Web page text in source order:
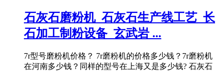
石灰石磨粉机_石灰石生产线工艺_长
石加工制粉设备_玄武岩 ...
7r型号磨粉机价格？ 7r磨粉机的价格多少钱？7r磨粉机
在河南多少钱？同样的型号在上海又是多少钱? 石灰石